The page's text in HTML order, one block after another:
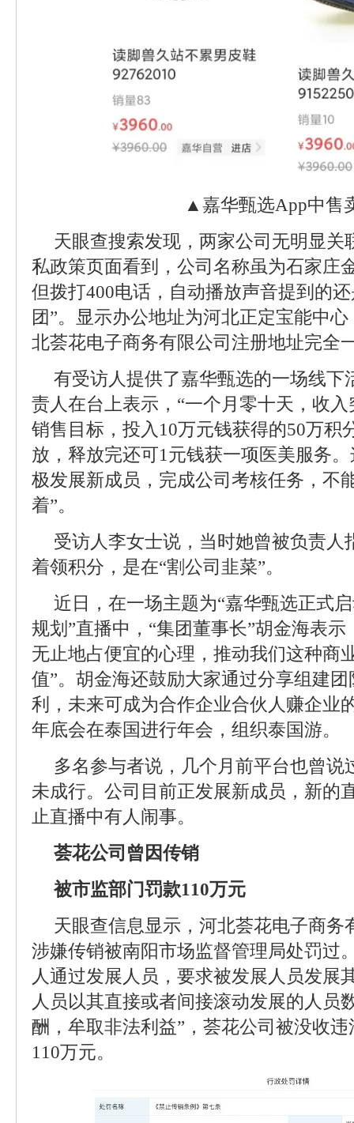
▲嘉华甄选App中售
天眼查搜索发现，两家公司无明显关
私政策页面看到，公司名称虽为石家庄
但拨打400电话，自动播放声音提到的
团”。显示办公地址为河北正定宝能中
北荟花电子商务有限公司注册地址完全
有受访人提供了嘉华甄选的一场线下
责人在台上表示，“一个月零十天，收
销售目标，投入10万元钱获得的50万积
放，释放完还可1元钱获一项医美服务
极发展新成员，完成公司考核任务，不
着”。
受访人李女士说，当时她曾被负责人
着领积分，是在“割公司韭菜”。
近日，在一场主题为“嘉华甄选正式
规划”直播中，“集团董事长”胡金海表
无止地占便宜的心理，推动我们这种商
值”。胡金海还鼓励大家通过分享组建
利，未来可成为合作企业合伙人赚企业
年底会在泰国进行年会，组织泰国游。
多名参与者说，几个月前平台也曾说
未成行。公司目前正发展新成员，新的
止直播中有人闹事。
荟花公司曾因传销
被市监部门罚款110万元
天眼查信息显示，河北荟花电子商务
涉嫌传销被南阳市场监督管理局处罚过
人通过发展人员，要求被发展人员发展
人员以其直接或者间接滚动发展的人员
酬，牟取非法利益”，荟花公司被没收
110万元。